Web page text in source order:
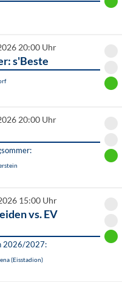
20:00 Uhr
s'Beste
20:00 Uhr
15:00 Uhr
vs. EV
2026/2027:
(Eisstadion)